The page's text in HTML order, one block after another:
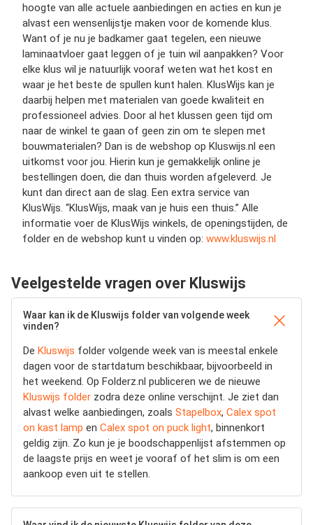
hoogte van alle actuele aanbiedingen en acties en kun je
alvast een wensenlijstje maken voor de komende klus.
Want of je nu je badkamer gaat tegelen, een nieuwe
laminaatvloer gaat leggen of je tuin wil aanpakken? Voor
elke klus wil je natuurlijk vooraf weten wat het kost en
waar je het beste de spullen kunt halen. KlusWijs kan je
daarbij helpen met materialen van goede kwaliteit en
professioneel advies. Door al het klussen geen tijd om
naar de winkel te gaan of geen zin om te slepen met
bouwmaterialen? Dan is de webshop op Kluswijs.nl een
uitkomst voor jou. Hierin kun je gemakkelijk online je
bestellingen doen, die dan thuis worden afgeleverd. Je
kunt dan direct aan de slag. Een extra service van
KlusWijs. “KlusWijs, maak van je huis een thuis.” Alle
informatie voer de KlusWijs winkels, de openingstijden, de
folder en de webshop kunt u vinden op: www.kluswijs.nl
Veelgestelde vragen over Kluswijs
Waar kan ik de Kluswijs folder van volgende week
vinden?
De Kluswijs folder volgende week van is meestal enkele
dagen voor de startdatum beschikbaar, bijvoorbeeld in
het weekend. Op Folderz.nl publiceren we de nieuwe
Kluswijs folder zodra deze online verschijnt. Je ziet dan
alvast welke aanbiedingen, zoals Stapelbox, Calex spot
on kast lamp en Calex spot on puck light, binnenkort
geldig zijn. Zo kun je je boodschappenlijst afstemmen op
de laagste prijs en weet je vooraf of het slim is om een
aankoop even uit te stellen.